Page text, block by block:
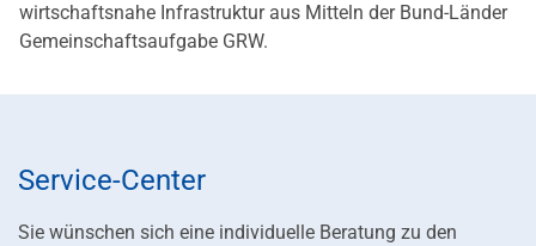
wirtschaftsnahe Infrastruktur aus Mitteln der Bund-Länder
Gemeinschaftsaufgabe GRW.
Service-Center
Sie wünschen sich eine individuelle Beratung zu den